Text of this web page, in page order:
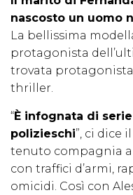
nascosto un uomo
La bellissima
protagonista
trovata
thriller.
“È infognata di
polizieschi”, ci dice
tenuto compagnia
con traffici d’armi,
omicidi. Così con